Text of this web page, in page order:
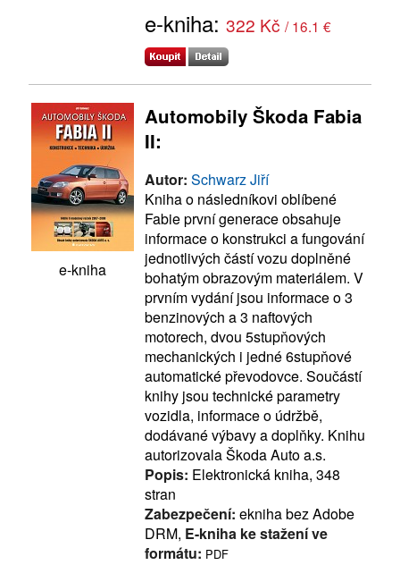
e-kniha: 322 Kč / 16.1 €
e-kniha
Automobily Škoda Fabia
II:
Autor: Schwarz Jiří
Kniha o následníkovi oblíbené
Fabie první generace obsahuje
informace o konstrukci a fungování
jednotlivých částí vozu doplněné
bohatým obrazovým materiálem. V
prvním vydání jsou informace o 3
benzinových a 3 naftových
motorech, dvou 5stupňových
mechanických i jedné 6stupňové
automatické převodovce. Součástí
knihy jsou technické parametry
vozidla, informace o údržbě,
dodávané výbavy a doplňky. Knihu
autorizovala Škoda Auto a.s.
Popis: Elektronická kniha, 348
stran
Zabezpečení: ekniha bez Adobe
DRM, E-kniha ke stažení ve
formátu: PDF